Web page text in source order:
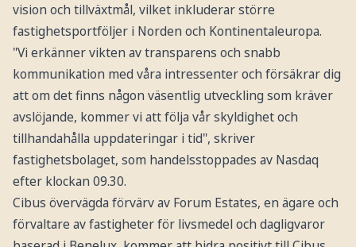
vision och tillväxtmål, vilket inkluderar större
fastighetsportföljer i Norden och Kontinentaleuropa.
"Vi erkänner vikten av transparens och snabb
kommunikation med våra intressenter och försäkrar dig
att om det finns någon väsentlig utveckling som kräver
avslöjande, kommer vi att följa vår skyldighet och
tillhandahålla uppdateringar i tid", skriver
fastighetsbolaget, som handelsstoppades av Nasdaq
efter klockan 09.30.
Cibus övervägda förvärv av Forum Estates, en ägare och
förvaltare av fastigheter för livsmedel och dagligvaror